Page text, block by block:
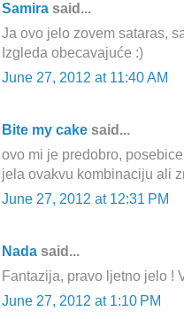
Samira said...
Ja ovo jelo zovem sataras,
Izgleda obecavajuće :)
June 27, 2012 at 11:40 AM
Bite my cake said...
ovo mi je predobro,
jela ovakvu kombinaciju ali
June 27, 2012 at 12:31 PM
Nada said...
Fantazija, pravo ljetno jelo !
June 27, 2012 at 1:10 PM